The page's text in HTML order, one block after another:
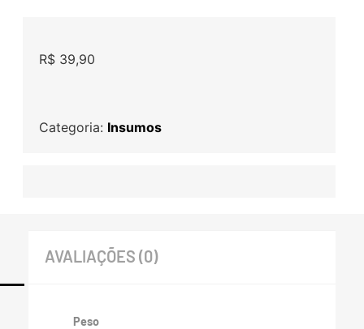
R$39,90
Categoria: Insumos
AVALIAÇÕES (0)
Peso